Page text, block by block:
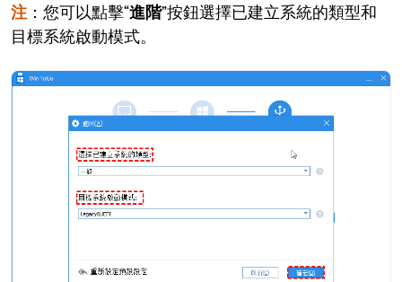
注 ：您可以點擊“進階”按鈕選擇已建立系統的類型和
目標系統啟動模式。